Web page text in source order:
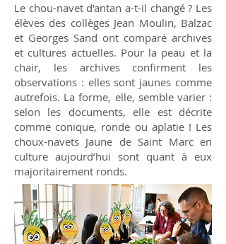
Le chou-navet d'antan a-t-il changé ? Les
élèves des collèges Jean Moulin, Balzac
et Georges Sand ont comparé archives
et cultures actuelles. Pour la peau et la
chair, les archives confirment les
observations : elles sont jaunes comme
autrefois. La forme, elle, semble varier :
selon les documents, elle est décrite
comme conique, ronde ou aplatie ! Les
choux-navets Jaune de Saint Marc en
culture aujourd’hui sont quant à eux
majoritairement ronds.